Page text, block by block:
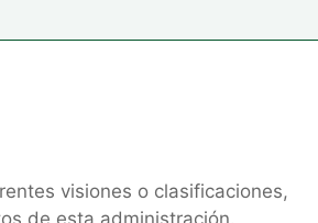
visiones o clasificaciones,
de esta administración.